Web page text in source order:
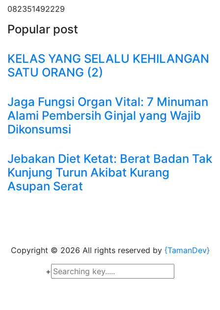
082351492229
Popular post
KELAS YANG SELALU KEHILANGAN
SATU ORANG (2)
Jaga Fungsi Organ Vital: 7 Minuman
Alami Pembersih Ginjal yang Wajib
Dikonsumsi
Jebakan Diet Ketat: Berat Badan Tak
Kunjung Turun Akibat Kurang
Asupan Serat
Copyright © 2026 All rights reserved by {TamanDev}
+